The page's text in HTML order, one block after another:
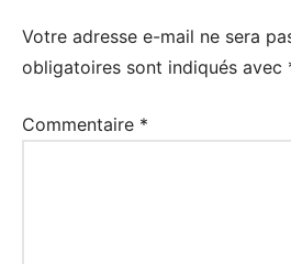
Votre adresse e-mail ne sera
obligatoires sont indiqués avec
Commentaire *